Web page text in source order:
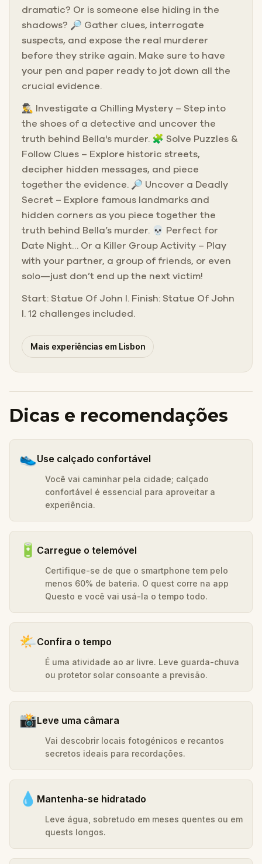
dramatic? Or is someone else hiding in the
shadows? 🔎 Gather clues, interrogate
suspects, and expose the real murderer
before they strike again. Make sure to have
your pen and paper ready to jot down all the
crucial evidence.
🕵️‍♂️ Investigate a Chilling Mystery – Step into
the shoes of a detective and uncover the
truth behind Bella's murder. 🧩 Solve Puzzles &
Follow Clues – Explore historic streets,
decipher hidden messages, and piece
together the evidence. 🔎 Uncover a Deadly
Secret – Explore famous landmarks and
hidden corners as you piece together the
truth behind Bella’s murder. 💀 Perfect for
Date Night… Or a Killer Group Activity – Play
with your partner, a group of friends, or even
solo—just don’t end up the next victim!
Start: Statue Of John I. Finish: Statue Of John
I. 12 challenges included.
Mais experiências em Lisbon
Dicas e recomendações
👟Use calçado confortável
Você vai caminhar pela cidade; calçado
confortável é essencial para aproveitar a
experiência.
🔋 Carregue o telemóvel
Certifique-se de que o smartphone tem pelo
menos 60% de bateria. O quest corre na app
Questo e você vai usá-la o tempo todo.
🌤️Confira o tempo
É uma atividade ao ar livre. Leve guarda-chuva
ou protetor solar consoante a previsão.
📸Leve uma câmara
Vai descobrir locais fotogénicos e recantos
secretos ideais para recordações.
💧 Mantenha-se hidratado
Leve água, sobretudo em meses quentes ou em
quests longos.